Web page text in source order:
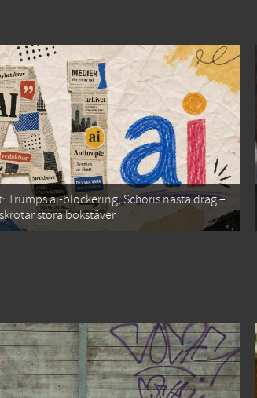
Trumps ai-blockering, Schoris nästa drag –
stora bokstäver